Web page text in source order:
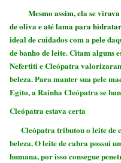
Mesmo assim, ela se virava
de oliva e até lama para
ideal de cuidadoscom a pele
de banho de leite. Citam alguns
Nefertiti e Cleópatra
beleza. Para manter sua pele
Egito, a Rainha Cleópatra se
Cleópatra estava certa
Cleópatra tributou o leite de
beleza. O leite de cabra possui
humana, por isso consegue